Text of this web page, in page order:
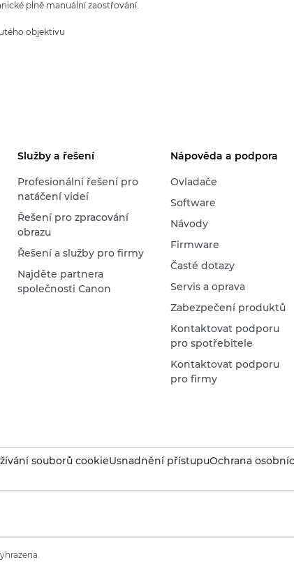
plně manuální zaostřování.
objektivu
Služby a řešení
Profesionální řešení pro
natáčení videí
Řešení pro zpracování
obrazu
Řešení a služby pro firmy
Najděte partnera
společnosti Canon
Nápověda a podpora
Ovladače
Software
Návody
Firmware
Časté dotazy
Servis a oprava
Zabezpečení produktů
Kontaktovat podporu
pro spotřebitele
Kontaktovat podporu
pro firmy
souborů cookieUsnadnění přístupuOchrana